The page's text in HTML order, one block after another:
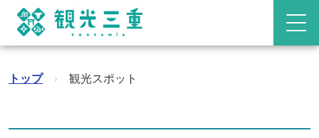
トップ › 観光スポット